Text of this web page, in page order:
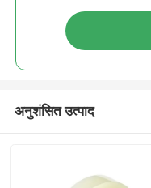
अनुशंसित उत्पाद